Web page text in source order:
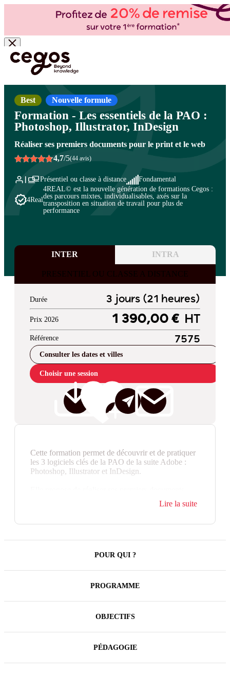
Skip to main content
Vous êtes ici : Accueil >Cegos, organisme de formation à Paris et en régions
- PAO/CAO> Logiciels PAO - CAO
et création professionnelle
Best Nouvelle formule
Formation - Les essentiels de la PAO :
Photoshop, Illustrator, InDesign
Réaliser ses premiers documents pour le print et le web
4,7/5(44 avis)
Présentiel ou classe à distance Fondamental
4Real
4REAL© est la nouvelle génération de formations Cegos :
des parcours mixtes, individualisables, axés sur la
transposition en situation de travail pour plus de
performance
INTER INTRA
PRESENTIEL OU CLASSE A DISTANCE
Durée 3 jours (21 heures)
Prix 2026 1 390,00 € HT
Référence 7575
Consulter les dates et villes
Choisir une session
Cette formation permet de découvrir et de pratiquer
les 3 logiciels clés de la PAO de la suite Adobe :
Photoshop, Illustrator et InDesign.
avant d'aller plus loin dans la pratique d'un logiciel.
concret : actualisation et conception d'illustrations et
Lire la suite
POUR QUI ?
PROGRAMME
OBJECTIFS
PÉDAGOGIE